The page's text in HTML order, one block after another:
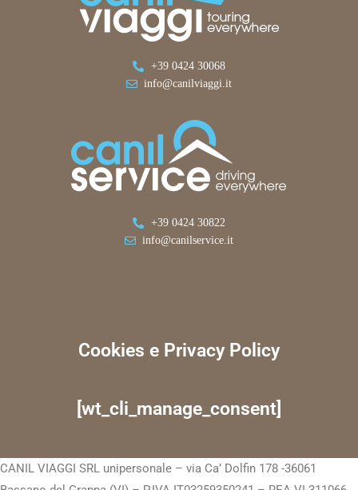
+39 0424 30068
info@canilviaggi.it
+39 0424 30822
info@canilservice.it
Cookies e Privacy Policy
[wt_cli_manage_consent]
CANIL VIAGGI SRL unipersonale – via Ca’ Dolfin 178 -36061